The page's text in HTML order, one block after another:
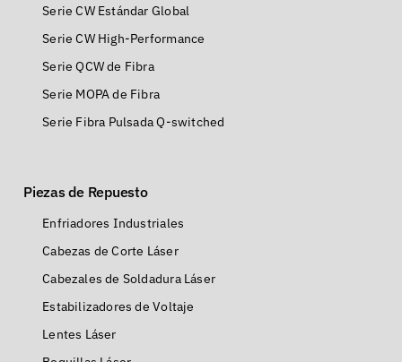
Serie CW Estándar Global
Serie CW High-Performance
Serie QCW de Fibra
Serie MOPA de Fibra
Serie Fibra Pulsada Q-switched
Piezas de Repuesto
Enfriadores Industriales
Cabezas de Corte Láser
Cabezales de Soldadura Láser
Estabilizadores de Voltaje
Lentes Láser